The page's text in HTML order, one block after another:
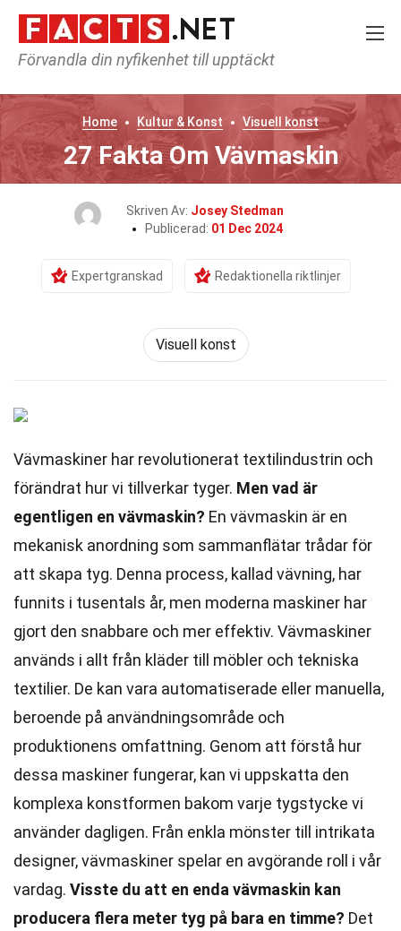
Förvandla din nyfikenhet till upptäckt
Home Kultur & Konst Visuell konst
27 Fakta Om Vävmaskin
Skriven Av: Josey Stedman
Publicerad: 01 Dec 2024
Expertgranskad Redaktionella riktlinjer
Visuell konst
Vävmaskiner har revolutionerat textilindustrin och
förändrat hur vi tillverkar tyger. Men vad är
egentligen en vävmaskin? En vävmaskin är en
mekanisk anordning som sammanflätar trådar för
att skapa tyg. Denna process, kallad vävning, har
funnits i tusentals år, men moderna maskiner har
gjort den snabbare och mer effektiv. Vävmaskiner
används i allt från kläder till möbler och tekniska
textilier. De kan vara automatiserade eller manuella,
beroende på användningsområde och
produktionens omfattning. Genom att förstå hur
dessa maskiner fungerar, kan vi uppskatta den
komplexa konstformen bakom varje tygstycke vi
använder dagligen. Från enkla mönster till intrikata
designer, vävmaskiner spelar en avgörande roll i vår
vardag. Visste du att en enda vävmaskin kan
producera flera meter tyg på bara en timme? Det